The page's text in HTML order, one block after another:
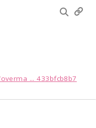
... 433bfcb8b7